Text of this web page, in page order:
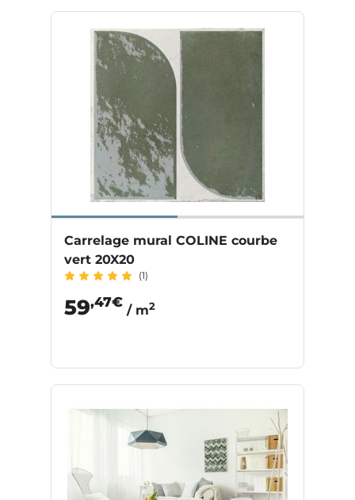
Carrelage mural COLINE courbe
vert 20X20
(1)
59,47€
/ m2